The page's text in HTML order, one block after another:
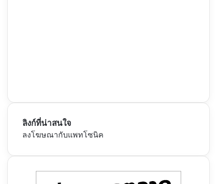
ลิงก์ที่น่าสนใจ
ลงโฆษณากับแพทโซนิค